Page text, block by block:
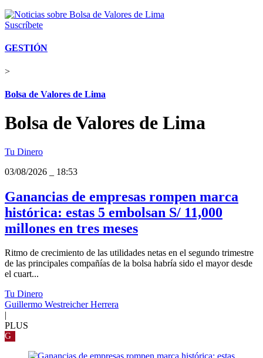
Suscríbete
GESTIÓN
>
Bolsa de Valores de Lima
Bolsa de Valores de Lima
Tu Dinero
03/08/2026
18:53
Ganancias de empresas rompen marca
histórica: estas 5 embolsan S/ 11,000
millones en tres meses
Ritmo de crecimiento de las utilidades netas en el segundo trimestre
de las principales compañías de la bolsa habría sido el mayor desde
el cuart...
Tu Dinero
Guillermo Westreicher Herrera
PLUS
G